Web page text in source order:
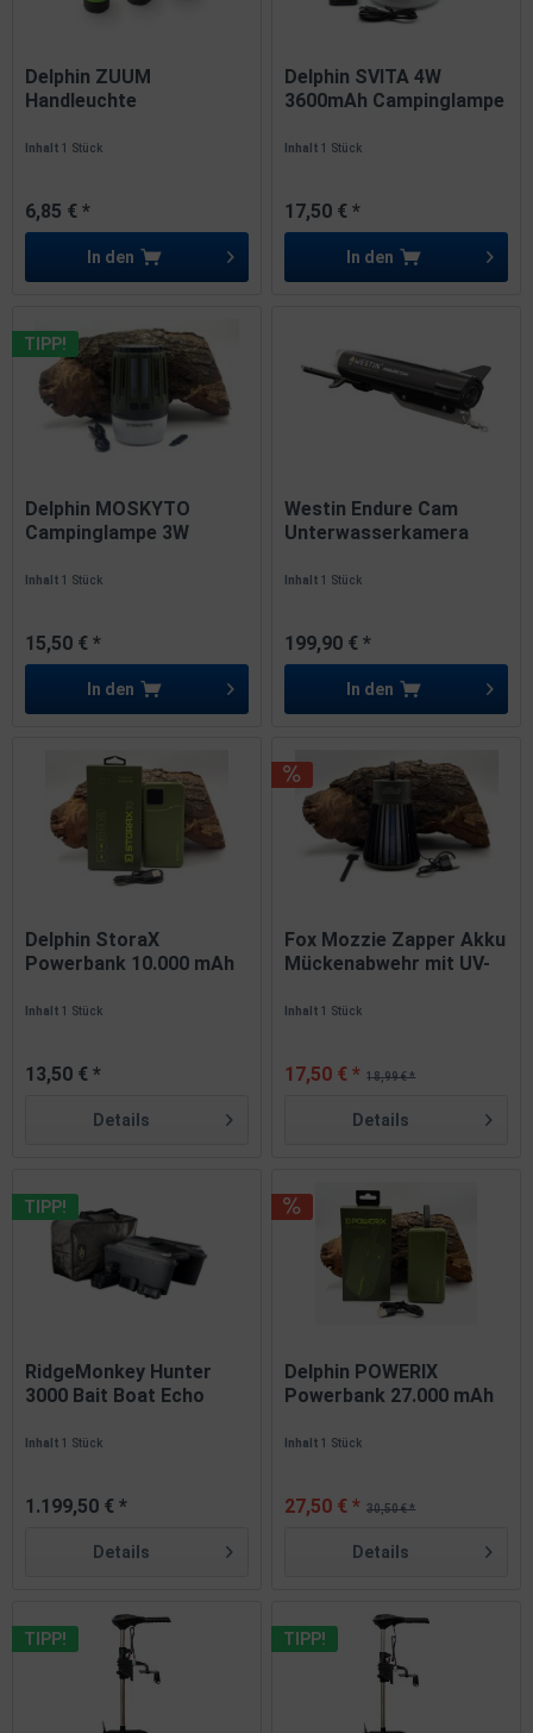
Delphin ZUUM
Handleuchte
Inhalt1 Stück
6,85 € *
In den
Delphin SVITA 4W
3600mAh Campinglampe
Inhalt1 Stück
17,50 € *
In den
TIPP!
Delphin MOSKYTO
Campinglampe 3W
Inhalt1 Stück
15,50 € *
In den
Westin Endure Cam
Unterwasserkamera
Inhalt1 Stück
199,90 € *
In den
Delphin StoraX
Powerbank 10.000 mAh
Inhalt1 Stück
13,50 € *
Details
Fox Mozzie Zapper Akku
Mückenabwehr mit UV-
Inhalt1 Stück
18,99 € *
17,50 € *
Details
TIPP!
RidgeMonkey Hunter
3000 Bait Boat Echo
Inhalt1 Stück
1.199,50 € *
Details
Delphin POWERIX
Powerbank 27.000 mAh
Inhalt1 Stück
30,50 € *
27,50 € *
Details
TIPP! TIPP!